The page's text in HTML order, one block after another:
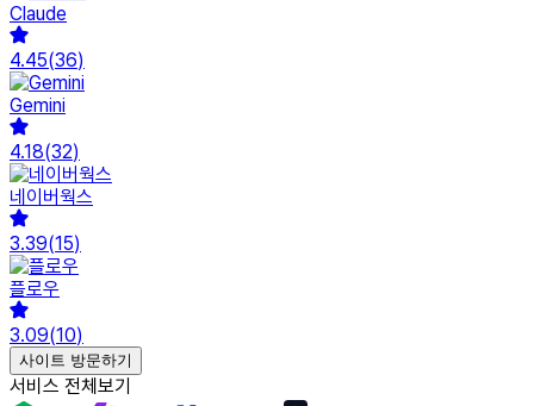
Claude
4.45(36)
Gemini
4.18(32)
네이버웍스
3.39(15)
플로우
3.09(10)
사이트 방문하기
서비스 전체보기